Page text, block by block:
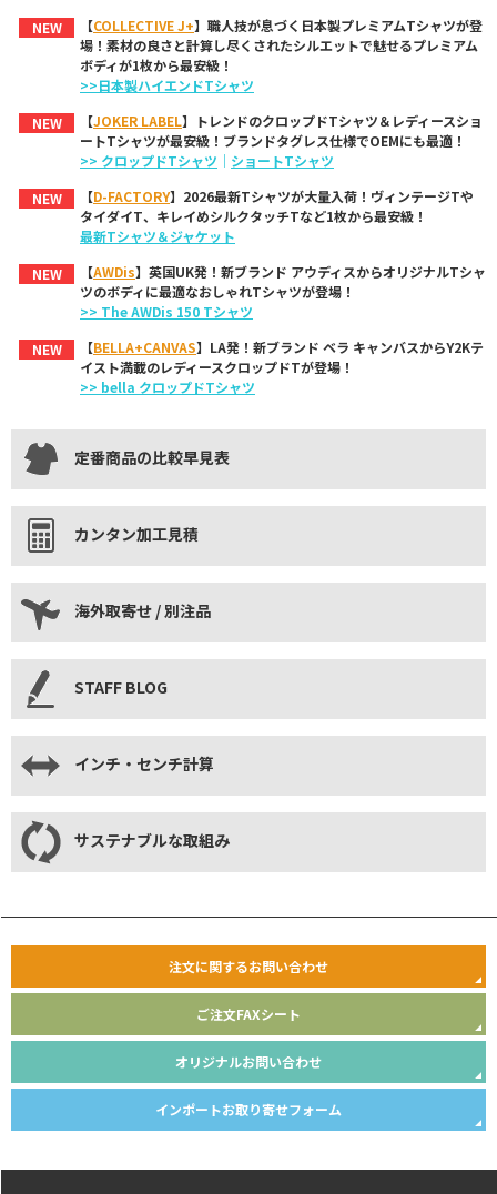
NEW
【COLLECTIVE J+】職人技が息づく日本製プレミアムTシャツが登
場！素材の良さと計算し尽くされたシルエットで魅せるプレミアム
ボディが1枚から最安級！
>>日本製ハイエンドTシャツ
NEW
【JOKER LABEL】トレンドのクロップドTシャツ＆レディースショ
ートTシャツが最安級！ブランドタグレス仕様でOEMにも最適！
>> クロップドTシャツ ｜ ショートTシャツ
NEW
【D-FACTORY】2026最新Tシャツが大量入荷！ヴィンテージTや
タイダイT、キレイめシルクタッチTなど1枚から最安級！
最新Tシャツ＆ジャケット
NEW
【AWDis】英国UK発！新ブランド アウディスからオリジナルTシャ
ツのボディに最適なおしゃれTシャツが登場！
>> The AWDis 150 Tシャツ
NEW
【BELLA+CANVAS】LA発！新ブランド ベラ キャンバスからY2Kテ
イスト満載のレディースクロップドTが登場！
>> bella クロップドTシャツ
定番商品の比較早見表
カンタン加工見積
海外取寄せ / 別注品
STAFF BLOG
インチ・センチ計算
サステナブルな取組み
注文に関するお問い合わせ
ご注文FAXシート
オリジナルお問い合わせ
インポートお取り寄せフォーム